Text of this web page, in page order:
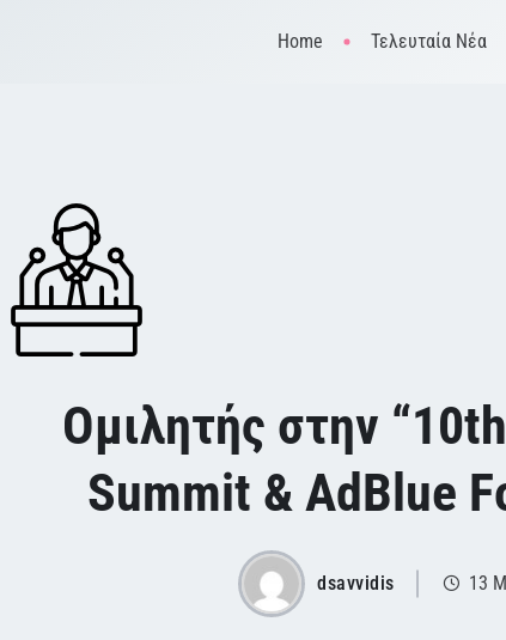
Home Τελευταία Νέα
Ομιλητής στην
Summit & AdBlue
dsavvidis 13